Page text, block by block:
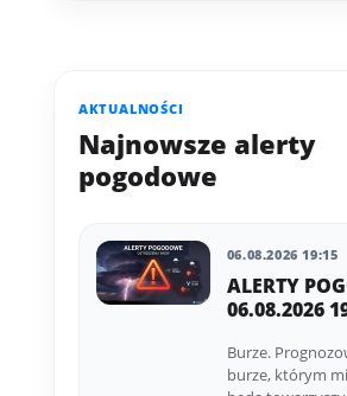
AKTUALNOŚCI
Najnowsze alerty
pogodowe
06.08.2026 19:15
ALERTY
06.08.2026
Burze.
burze, którym